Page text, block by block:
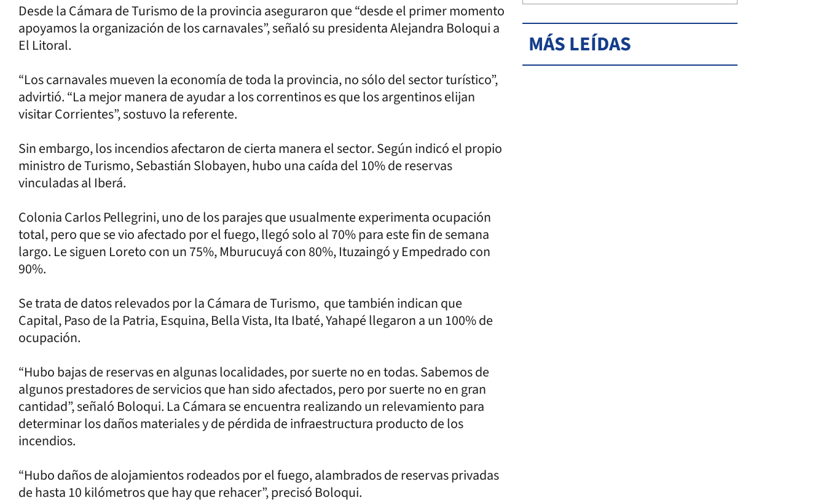
Desde la Cámara de Turismo de la provincia aseguraron que “desde el primer momento
apoyamos la organización de los carnavales”, señaló su presidenta Alejandra Boloqui a
El Litoral.
“Los carnavales mueven la economía de toda la provincia, no sólo del sector turístico”,
advirtió. “La mejor manera de ayudar a los correntinos es que los argentinos elijan
visitar Corrientes”, sostuvo la referente.
Sin embargo, los incendios afectaron de cierta manera el sector. Según indicó el propio
ministro de Turismo, Sebastián Slobayen, hubo una caída del 10% de reservas
vinculadas al Iberá.
Colonia Carlos Pellegrini, uno de los parajes que usualmente experimenta ocupación
total, pero que se vio afectado por el fuego, llegó solo al 70% para este fin de semana
largo. Le siguen Loreto con un 75%, Mburucuyá con 80%, Ituzaingó y Empedrado con
90%.
Se trata de datos relevados por la Cámara de Turismo, que también indican que
Capital, Paso de la Patria, Esquina, Bella Vista, Ita Ibaté, Yahapé llegaron a un 100% de
ocupación.
“Hubo bajas de reservas en algunas localidades, por suerte no en todas. Sabemos de
algunos prestadores de servicios que han sido afectados, pero por suerte no en gran
cantidad”, señaló Boloqui. La Cámara se encuentra realizando un relevamiento para
determinar los daños materiales y de pérdida de infraestructura producto de los
incendios.
“Hubo daños de alojamientos rodeados por el fuego, alambrados de reservas privadas
de hasta 10 kilómetros que hay que rehacer”, precisó Boloqui.
MÁS LEÍDAS